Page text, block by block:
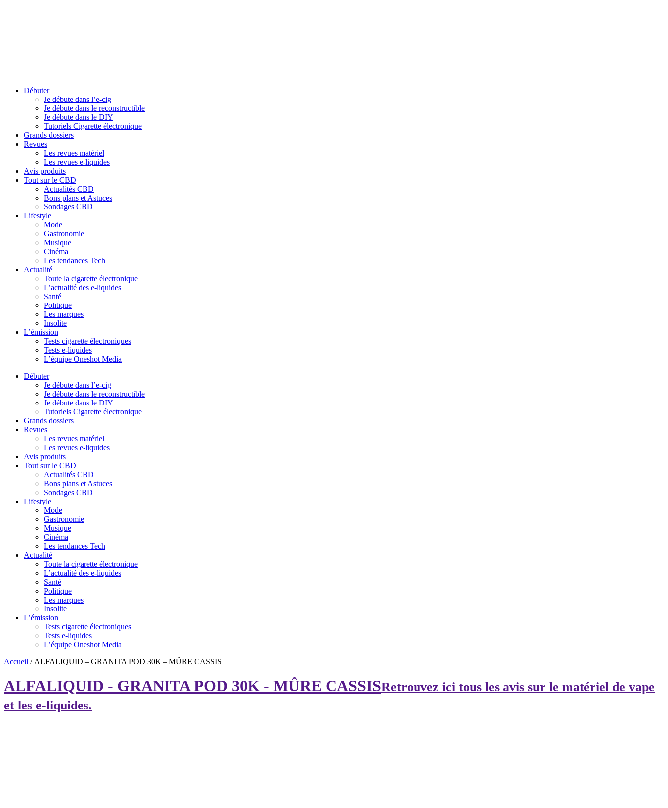
Débuter
Je débute dans l’e-cig
Je débute dans le reconstructible
Je débute dans le DIY
Tutoriels Cigarette électronique
Grands dossiers
Revues
Les revues matériel
Les revues e-liquides
Avis produits
Tout sur le CBD
Actualités CBD
Bons plans et Astuces
Sondages CBD
Lifestyle
Mode
Gastronomie
Musique
Cinéma
Les tendances Tech
Actualité
Toute la cigarette électronique
L’actualité des e-liquides
Santé
Politique
Les marques
Insolite
L’émission
Tests cigarette électroniques
Tests e-liquides
L’équipe Oneshot Media
Débuter
Je débute dans l’e-cig
Je débute dans le reconstructible
Je débute dans le DIY
Tutoriels Cigarette électronique
Grands dossiers
Revues
Les revues matériel
Les revues e-liquides
Avis produits
Tout sur le CBD
Actualités CBD
Bons plans et Astuces
Sondages CBD
Lifestyle
Mode
Gastronomie
Musique
Cinéma
Les tendances Tech
Actualité
Toute la cigarette électronique
L’actualité des e-liquides
Santé
Politique
Les marques
Insolite
L’émission
Tests cigarette électroniques
Tests e-liquides
L’équipe Oneshot Media
Accueil / ALFALIQUID – GRANITA POD 30K – MÛRE CASSIS
ALFALIQUID - GRANITA POD 30K - MÛRE CASSISRetrouvez ici tous les avis sur le matériel de vape
et les e-liquides.